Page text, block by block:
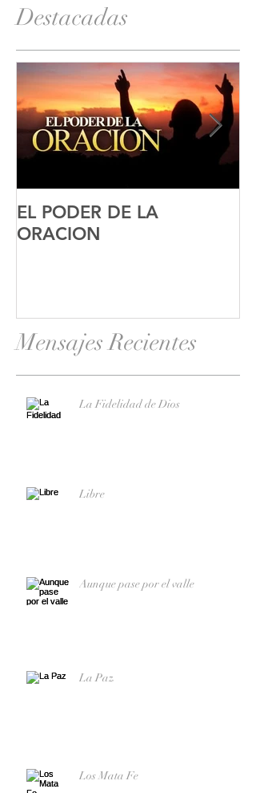
Destacadas
EL PODER DE LA
ORACION
Mensajes Recientes
La Fidelidad de Dios
Libre
Aunque pase por el valle
La Paz
Los Mata Fe